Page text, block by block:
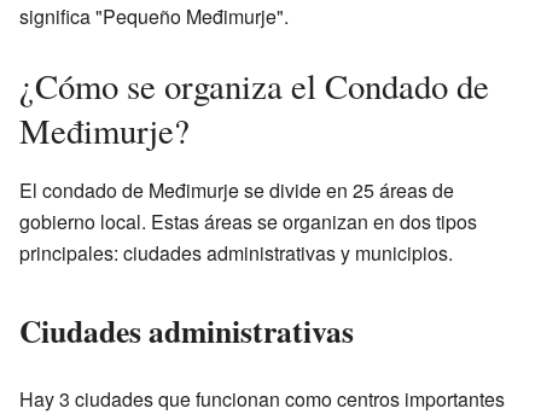
significa "Pequeño Međimurje".
¿Cómo se organiza el Condado de
Međimurje?
El condado de Međimurje se divide en 25 áreas de
gobierno local. Estas áreas se organizan en dos tipos
principales: ciudades administrativas y municipios.
Ciudades administrativas
Hay 3 ciudades que funcionan como centros importantes